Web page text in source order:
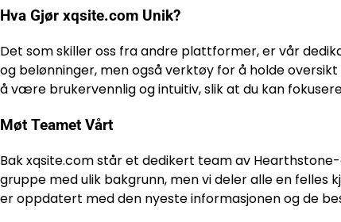
Hva Gjør xqsite.com Unik?
Det som skiller oss fra andre plattformer, er vår
og belønninger, men også verktøy for å holde
å være brukervennlig og intuitiv, slik at du kan
Møt Teamet Vårt
Bak xqsite.com står et dedikert team av
gruppe med ulik bakgrunn, men vi deler alle en
er oppdatert med den nyeste informasjonen og de